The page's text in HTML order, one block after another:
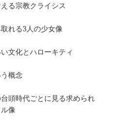
る宗教クライシス
れる3人の少女像
文化とハローキティ
概念
頭時代ごとに見る求められ
像